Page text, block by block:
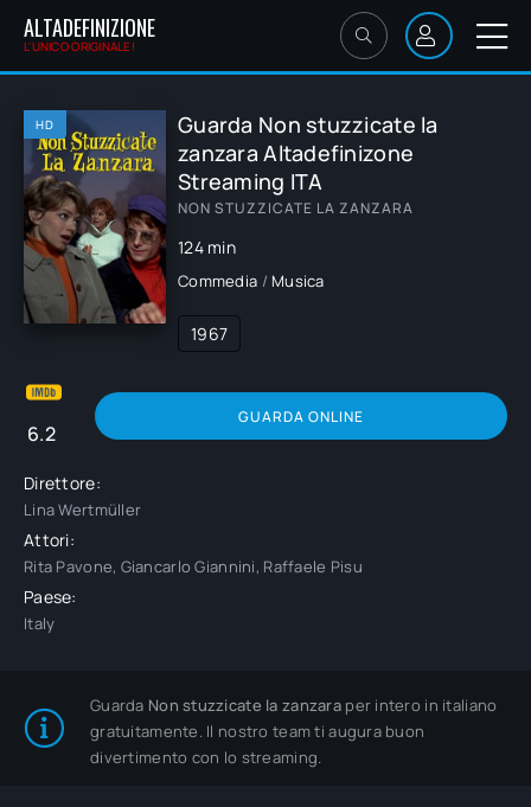
ALTADEFINIZIONE
L'UNICO ORIGINALE!
HD
Guarda Non stuzzicate la
zanzara Altadefinizone
Streaming ITA
NON STUZZICATE LA ZANZARA
124 min
Commedia / Musica
1967
6.2
GUARDA ONLINE
Direttore:
Lina Wertmüller
Attori:
Rita Pavone, Giancarlo Giannini, Raffaele Pisu
Paese:
Italy
Guarda Non stuzzicate la zanzaraper intero in italiano
gratuitamente. Il nostro team ti augura buon
divertimento con lo streaming.